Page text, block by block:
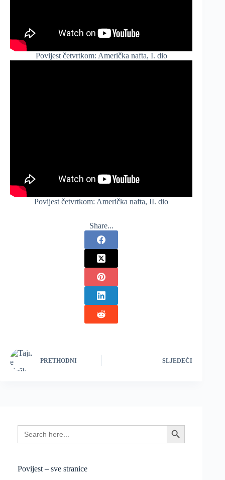
Povijest četvrtkom: Američka nafta, I. dio
Povijest četvrtkom: Američka nafta, II. dio
Share...
PRETHODNI SLJEDEĆI
Search
for:
Search Button
Povijest – sve stranice